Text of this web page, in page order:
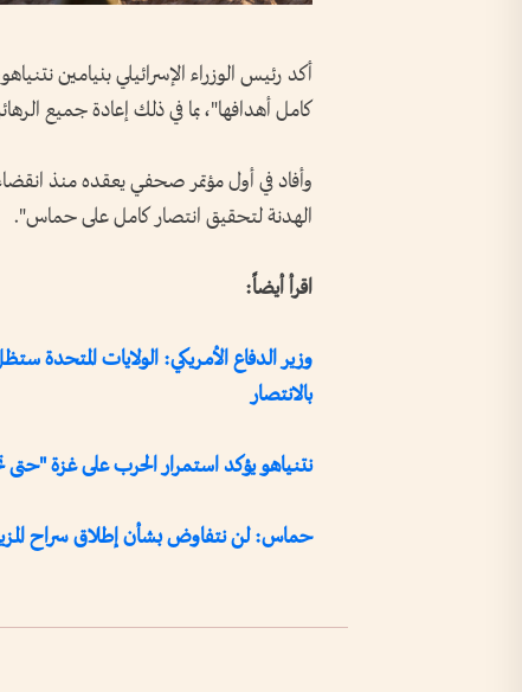
أكد رئيس الوزراء الإسرائيلي بنيامين
كامل أهدافها"، بما في ذلك إعادة جميع
الهدنة لتحقيق انتصار كامل على حماس".
اقرأ أيضاً:
وزير الدفاع الأمريكي: الولايات
بالانتصار
نتنياهو يؤكد استمرار الحرب على غزة "حتى
حماس: لن نتفاوض بشأن إطلاق سراح